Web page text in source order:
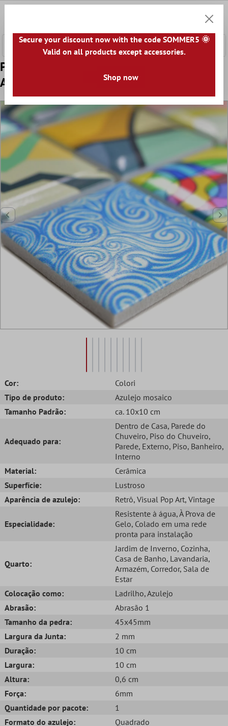
Padrão de Cerâmica Azulejo Mosaico
Achilles Visual Pop Art Multicolorido
Cor:
Colori
Tipo de produto:
Azulejo mosaico
Tamanho Padrão:
ca. 10x10 cm
Adequado para:
Dentro de Casa, Parede do
Chuveiro, Piso do Chuveiro,
Parede, Externo, Piso, Banheiro,
Interno
Material:
Cerâmica
Superfície:
Lustroso
Aparência de azulejo:
Retrô, Visual Pop Art, Vintage
Especialidade:
Resistente à água, À Prova de
Gelo, Colado em uma rede
pronta para instalação
Quarto:
Jardim de Inverno, Cozinha,
Casa de Banho, Lavandaria,
Armazém, Corredor, Sala de
Estar
Colocação como:
Ladrilho, Azulejo
Abrasão:
Abrasão 1
Tamanho da pedra:
45x45mm
Largura da Junta:
2 mm
Duração:
10 cm
Largura:
10 cm
Altura:
0,6 cm
Força:
6mm
Quantidade por pacote:
1
Formato do azulejo:
Quadrado
Secure your discount now with the code SOMMER5 🌞
Valid on all products except accessories.
Shop now